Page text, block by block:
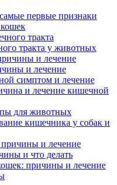
первые признаки
тракта
тракта у животных
и лечение
и лечение
симптом и лечение
и лечение кишечной
для животных
кишечника у собак и
и лечение
и что делать
причины и лечение